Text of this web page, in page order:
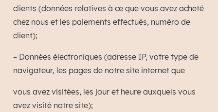
clients (données relatives à ce que vous avez acheté
chez nous et les paiements effectués, numéro de
client);
– Données électroniques (adresse IP, votre type de
navigateur, les pages de notre site internet que
vous avez visitées, les jour et heure auxquels vous
avez visité notre site);